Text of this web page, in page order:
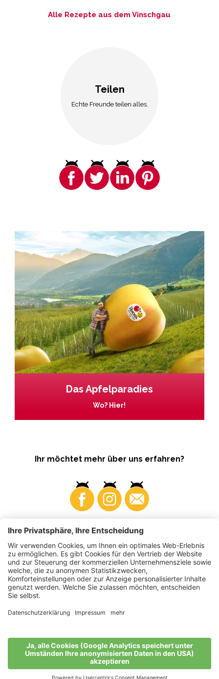
Alle Rezepte aus dem Vinschgau
Teilen
Echte Freunde teilen alles.
Das Apfelparadies
Wo? Hier!
Ihr möchtet mehr über uns erfahren?
Business Produzenten
2026
VI.P Gen. landw. Gesellschaft
Impressum • Cookie-Einstellungen Datenschutz
•
Barrierefreiheitserklärung•Sitemap
produced by